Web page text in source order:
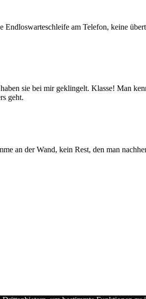
am Telefon, keine
sie bei mir geklingelt. Klasse! Man
geht.
an der Wand, kein Rest, den man